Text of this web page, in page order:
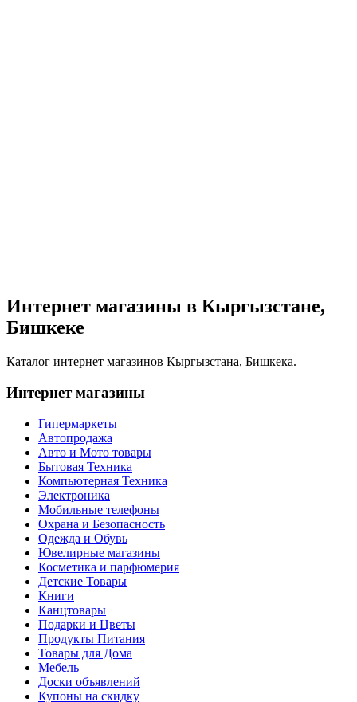
Интернет магазины в Кыргызстане,
Бишкеке
Каталог интернет магазинов Кыргызстана, Бишкека.
Интернет магазины
Гипермаркеты
Автопродажа
Авто и Мото товары
Бытовая Техника
Компьютерная Техника
Электроника
Мобильные телефоны
Охрана и Безопасность
Одежда и Обувь
Ювелирные магазины
Косметика и парфюмерия
Детские Товары
Книги
Канцтовары
Подарки и Цветы
Продукты Питания
Товары для Дома
Мебель
Доски объявлений
Купоны на скидку